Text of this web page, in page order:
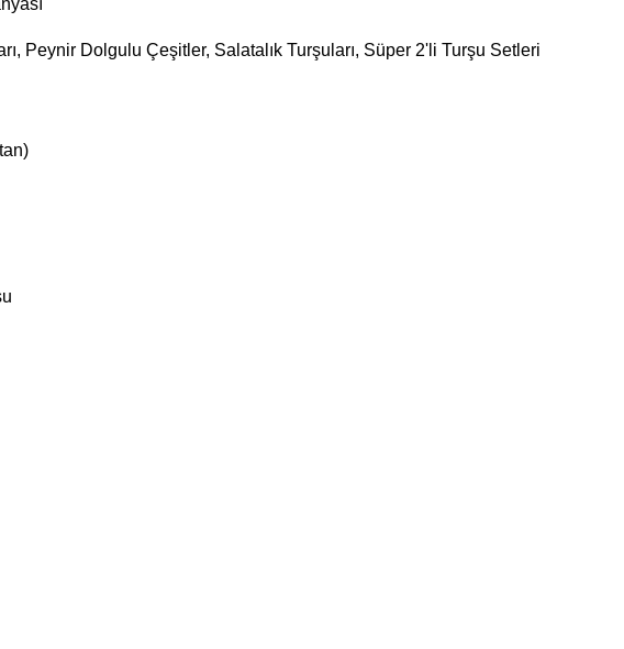
, Peynir Dolgulu Çeşitler, Salatalık Turşuları, Süper 2'li Turşu Setleri